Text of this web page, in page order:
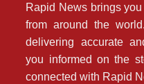
Rapid News brings
from around the
delivering accurate
you informed on the
connected with Rapid